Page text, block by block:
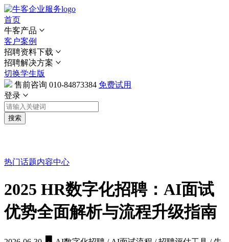
首页
牛客产品
客户案例
招聘资料下载
招聘解决方案
切换学生版
售前咨询 010-84873384 免费试用
登录
搜索
热门话题内容中心
2025 HR数字化招聘：AI面试
优势全面解析与流程升级指南